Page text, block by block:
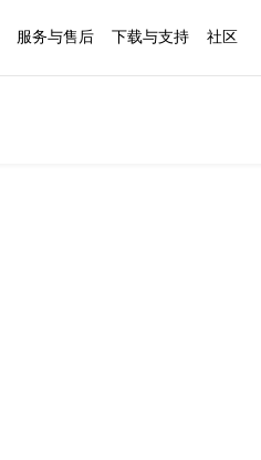
服务与售后 下载与支持 社区